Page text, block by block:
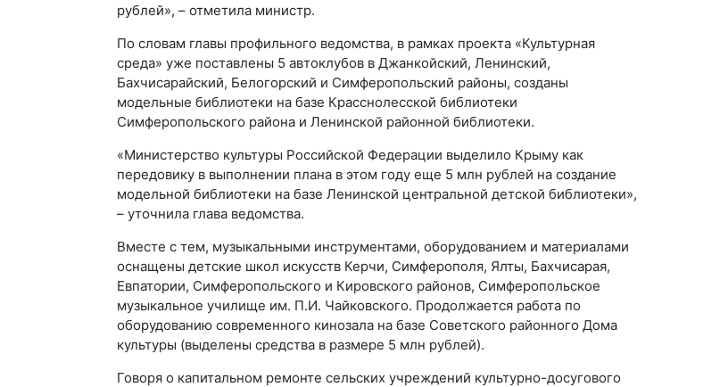
рублей», – отметила министр.
По словам главы профильного ведомства, в рамках проекта «Культурная
среда» уже поставлены 5 автоклубов в Джанкойский, Ленинский,
Бахчисарайский, Белогорский и Симферопольский районы, созданы
модельные библиотеки на базе Красснолесской библиотеки
Симферопольского района и Ленинской районной библиотеки.
«Министерство культуры Российской Федерации выделило Крыму как
передовику в выполнении плана в этом году еще 5 млн рублей на создание
модельной библиотеки на базе Ленинской центральной детской библиотеки»,
– уточнила глава ведомства.
Вместе с тем, музыкальными инструментами, оборудованием и материалами
оснащены детские школ искусств Керчи, Симферополя, Ялты, Бахчисарая,
Евпатории, Симферопольского и Кировского районов, Симферопольское
музыкальное училище им. П.И. Чайковского. Продолжается работа по
оборудованию современного кинозала на базе Советского районного Дома
культуры (выделены средства в размере 5 млн рублей).
Говоря о капитальном ремонте сельских учреждений культурно-досугового